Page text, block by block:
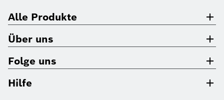
Alle Produkte
Über uns
Folge uns
Hilfe